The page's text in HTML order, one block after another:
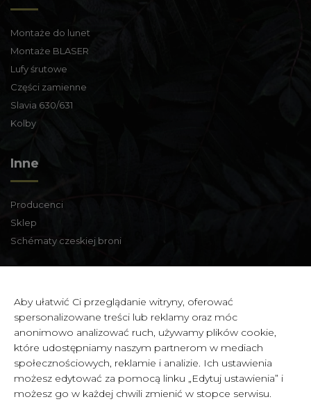
Montaże do lunet
Montaże BLASER
Lufy śrutowe
Części zamienne
Slavia 630/631
Kolby
Inne
Producenci
Sklep
Schématy czeskiej broni
Zbraně a střelivo Karviná
Zámecká 99,
Karviná - Fryštát,
733 01 CZECH REPUBLIC
Aby ułatwić Ci przeglądanie witryny, oferować
spersonalizowane treści lub reklamy oraz móc
anonimowo analizować ruch, używamy plików cookie,
które udostępniamy naszym partnerom w mediach
społecznościowych, reklamie i analizie. Ich ustawienia
możesz edytować za pomocą linku „Edytuj ustawienia” i
możesz go w każdej chwili zmienić w stopce serwisu.